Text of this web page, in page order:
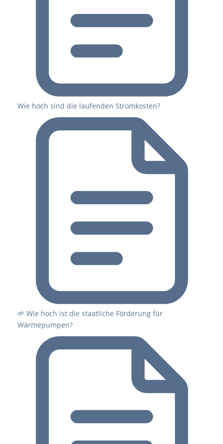
Wie hoch sind die laufenden Stromkosten?
🌱 Wie hoch ist die staatliche Förderung für
Wärmepumpen?